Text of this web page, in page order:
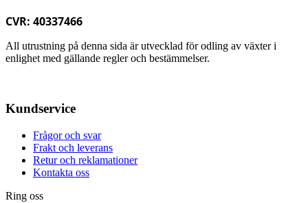
CVR: 40337466
All utrustning på denna sida är utvecklad för odling av växter i
enlighet med gällande regler och bestämmelser.
Kundservice
Frågor och svar
Frakt och leverans
Retur och reklamationer
Kontakta oss
Ring oss